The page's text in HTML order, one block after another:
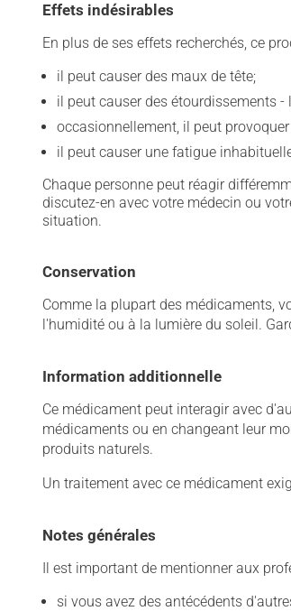
Effets indésirables
En plus de ses effets recherchés, ce
il peut causer des maux de tête;
il peut causer des étourdissements -
occasionnellement, il peut
il peut causer une fatigue
Chaque personne peut réagir
discutez-en avec votre médecin ou
situation.
Conservation
Comme la plupart des médicaments,
l'humidité ou à la lumière du soleil.
Information additionnelle
Ce médicament peut interagir avec
médicaments ou en changeant leur
produits naturels.
Un traitement avec ce médicament
Notes générales
Il est important de mentionner aux
si vous avez des antécédents